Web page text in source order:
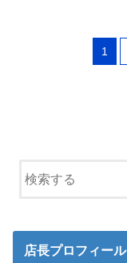
1
店長プロフィール